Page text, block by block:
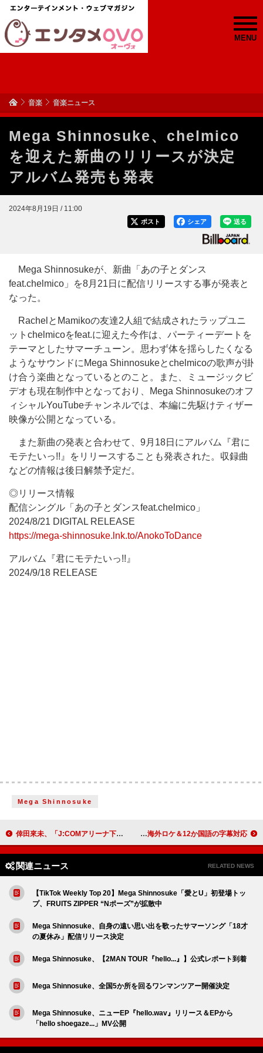
MENU
音楽 音楽ニュース
Mega Shinnosuke、chelmico
を迎えた新曲のリリースが決定
アルバム発売も発表
2024年8月19日 / 11:00
送る
シェア
ポスト
Mega Shinnosukeが、新曲「あの子とダンス
feat.chelmico」を8月21日に配信リリースする事が発表と
なった。
RachelとMamikoの友達2人組で結成されたラップユニ
ットchelmicoをfeat.に迎えた今作は、パーティーデートを
テーマとしたサマーチューン。思わず体を揺らしたくなる
ようなサウンドにMega Shinnosukeとchelmicoの歌声が掛
け合う楽曲となっているとのこと。また、ミュージックビ
デオも現在制作中となっており、Mega Shinnosukeのオフ
ィシャルYouTubeチャンネルでは、本編に先駆けティザー
映像が公開となっている。
また新曲の発表と合わせて、9月18日にアルバム『君に
モテたいっ!!』をリリースすることも発表された。収録曲
などの情報は後日解禁予定だ。
◎リリース情報
配信シングル「あの子とダンスfeat.chelmico」
2024/8/21 DIGITAL RELEASE
https://mega-shinnosuke.lnk.to/AnokoToDance
アルバム『君にモテたいっ!!』
2024/9/18 RELEASE
Mega Shinnosuke
倖田來未、「J:COMアリーナ下関」の新設を記念したライブを開催 Number_i、1stAL『No.I』リードトラック「INZM」MV公開 全編海外ロケ＆12か国語の字幕対応
関連ニュース RELATED NEWS
【TikTok Weekly Top 20】Mega Shinnosuke「愛とU」初登場トッ
プ、FRUITS ZIPPER “Nポーズ”が拡散中
Mega Shinnosuke、自身の遠い思い出を歌ったサマーソング「18才
の夏休み」配信リリース決定
Mega Shinnosuke、【2MAN TOUR『hello...』】公式レポート到着
Mega Shinnosuke、全国5か所を回るワンマンツアー開催決定
Mega Shinnosuke、ニューEP『hello.wav』リリース＆EPから
「hello shoegaze...」MV公開